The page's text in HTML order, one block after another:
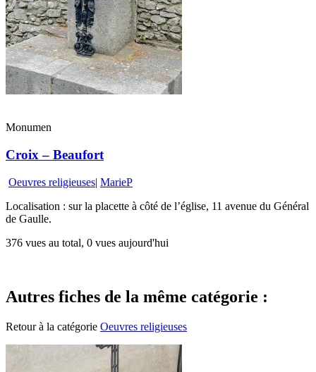
Monumen
Croix – Beaufort
Oeuvres religieuses| MarieP
Localisation : sur la placette à côté de l’église, 11 avenue du Général
de Gaulle.
376 vues au total, 0 vues aujourd'hui
Autres fiches de la même catégorie :
Retour à la catégorie Oeuvres religieuses